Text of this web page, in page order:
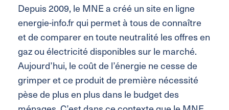
Depuis 2009, le MNE a créé un site en ligne
energie-info.fr qui permet à tous de connaître
et de comparer en toute neutralité les offres en
gaz ou électricité disponibles sur le marché.
Aujourd’hui, le coût de l’énergie ne cesse de
grimper et ce produit de première nécessité
pèse de plus en plus dans le budget des